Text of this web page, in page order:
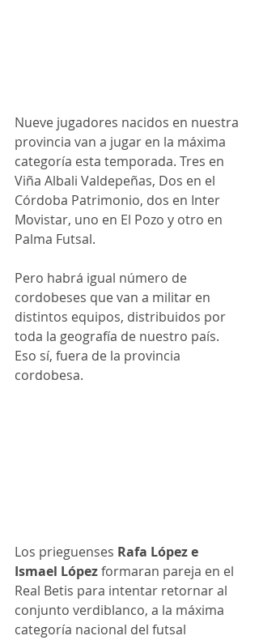
Nueve jugadores nacidos en nuestra
provincia van a jugar en la máxima
categoría esta temporada. Tres en
Viña Albali Valdepeñas, Dos en el
Córdoba Patrimonio, dos en Inter
Movistar, uno en El Pozo y otro en
Palma Futsal.
Pero habrá igual número de
cordobeses que van a militar en
distintos equipos, distribuidos por
toda la geografía de nuestro país.
Eso sí, fuera de la provincia
cordobesa.
Los prieguenses Rafa López e
Ismael López formaran pareja en el
Real Betis para intentar retornar al
conjunto verdiblanco, a la máxima
categoría nacional del futsal